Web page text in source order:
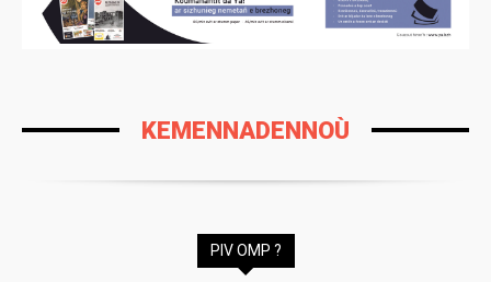
KEMENNADENNOÙ
PIV OMP ?